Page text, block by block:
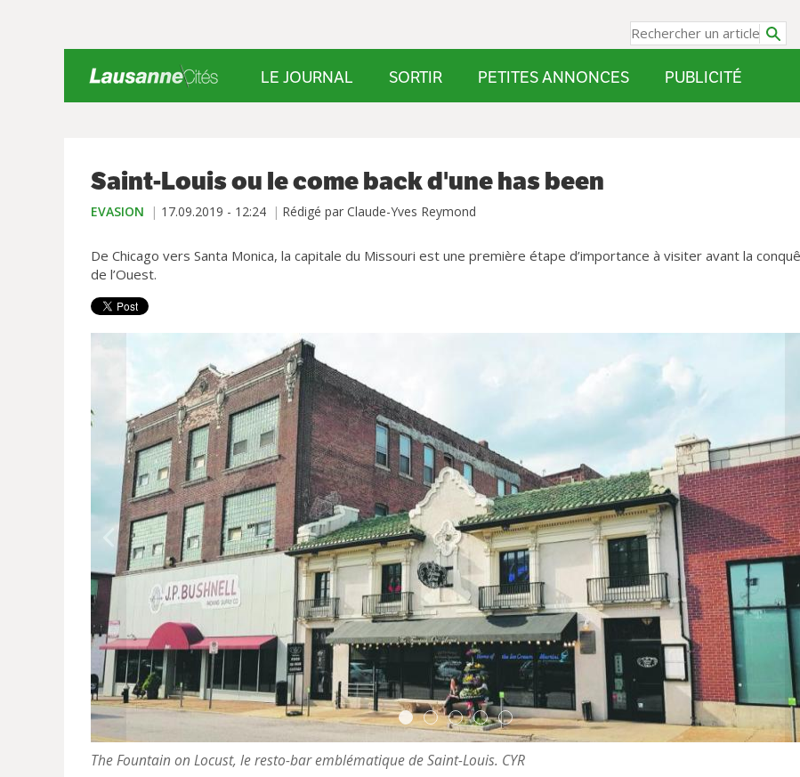
LE JOURNAL SORTIR PETITES ANNONCES PUBLICITÉ
Saint-Louis ou le come back d'une has been
EVASION 17.09.2019 - 12:24 Rédigé par Claude-Yves Reymond
De Chicago vers Santa Monica, la capitale du Missouri est une première étape d’importance à visiter avant la
de l’Ouest.
The Fountain on Locust, le resto-bar emblématique de Saint-Louis. CYR